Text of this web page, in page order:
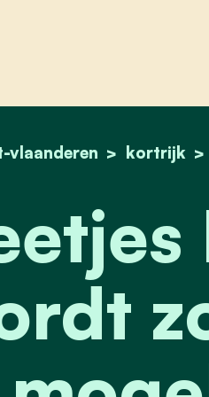
home
vlaanderen kortrijk